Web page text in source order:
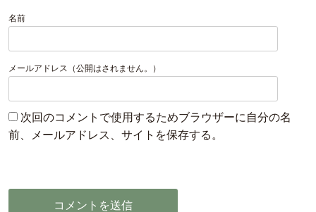
名前
メールアドレス（公開はされません。）
次回のコメントで使用するためブラウザーに自分の名
前、メールアドレス、サイトを保存する。